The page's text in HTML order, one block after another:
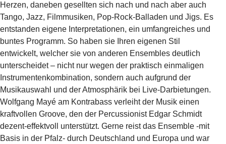
Herzen, daneben gesellten sich nach und nach aber auch
Tango, Jazz, Filmmusiken, Pop-Rock-Balladen und Jigs. Es
entstanden eigene Interpretationen, ein umfangreiches und
buntes Programm. So haben sie Ihren eigenen Stil
entwickelt, welcher sie von anderen Ensembles deutlich
unterscheidet – nicht nur wegen der praktisch einmaligen
Instrumentenkombination, sondern auch aufgrund der
Musikauswahl und der Atmosphärik bei Live-Darbietungen.
Wolfgang Mayé am Kontrabass verleiht der Musik einen
kraftvollen Groove, den der Percussionist Edgar Schmidt
dezent-effektvoll unterstützt. Gerne reist das Ensemble -mit
Basis in der Pfalz- durch Deutschland und Europa und war